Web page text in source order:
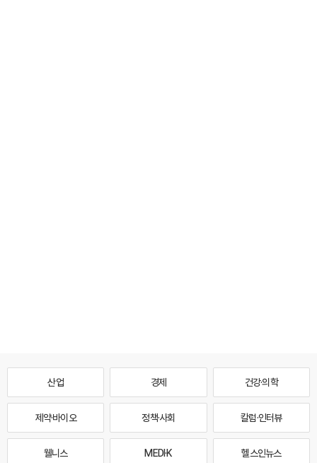
산업 경제 건강·의학
제약·바이오 정책·사회 칼럼·인터뷰
웰니스 MEDI·K 헬스인뉴스